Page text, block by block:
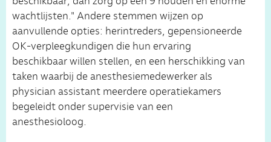
wachtlijsten." Andere stemmen wijzen op
aanvullende opties: herintreders, gepensioneerde
OK-verpleegkundigen die hun ervaring
beschikbaar willen stellen, en een herschikking van
taken waarbij de anesthesiemedewerker als
physician assistant meerdere operatiekamers
begeleidt onder supervisie van een
anesthesioloog.